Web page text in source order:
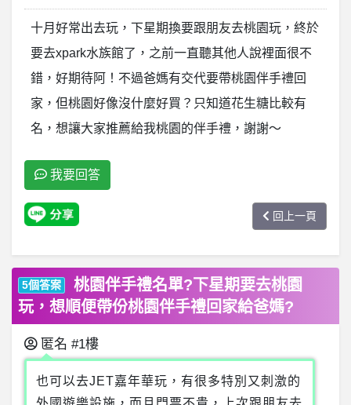
十月好常出去玩，下星期換要跟朋友去桃園玩，終於
要去xpark水族館了，之前一直聽其他人說裡面很不
錯，好期待阿！不過爸媽有交代要帶桃園伴手禮回
家，但桃園好像沒什麼好買？只知道花生糖比較有
名，想讓大家推薦給我桃園的伴手禮，謝謝～
我要回答
回上一頁
5個答案
桃園伴手禮名單?下星期要去桃園
玩，想順便帶份桃園伴手禮回家給爸媽?
匿名 #1樓
也可以去JET嘉年華玩，有很多特別又刺激的